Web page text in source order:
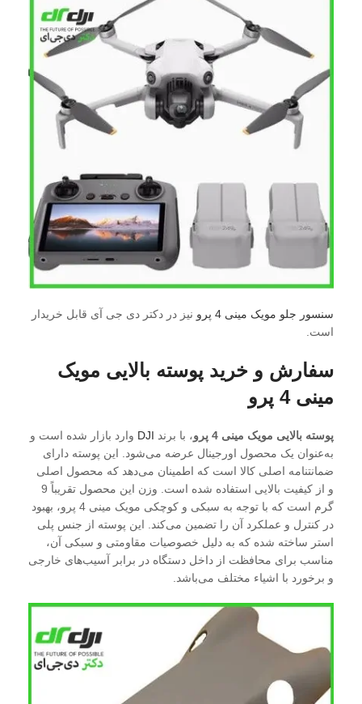
سنسور جلو مویک مینی 4 پرو
نیز در دکتر دی جی آی قابل خریدار
است.
سفارش و خرید پوسته بالایی مویک
مینی 4 پرو
پوسته بالایی مویک مینی 4 پرو ، با برند DJI وارد بازار شده است و
به‌عنوان یک محصول اورجینال عرضه می‌شود. این پوسته دارای
ضمانتنامه اصلی کالا است که اطمینان می‌دهد که محصول اصلی
و از کیفیت بالایی استفاده شده است. وزن این محصول تقریباً 9
گرم است که با توجه به سبکی و کوچکی مویک مینی 4 پرو، بهبود
در کنترل و عملکرد آن را تضمین می‌کند. این پوسته از جنس پلی
استر ساخته شده که به دلیل خصوصیات مقاومتی و سبکی آن،
مناسب برای محافظت از داخل دستگاه در برابر آسیب‌های خارجی
و برخورد با اشیاء مختلف می‌باشد.